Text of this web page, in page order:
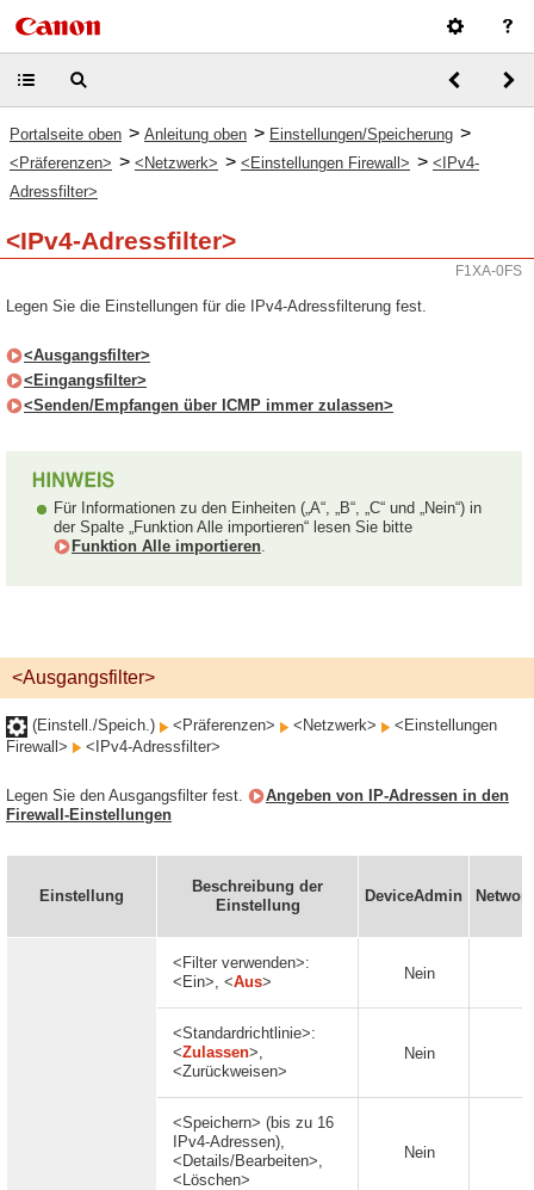
Portalseite oben > Anleitung oben > Einstellungen/Speicherung >
<Präferenzen> > <Netzwerk> > <Einstellungen Firewall> > <IPv4-
Adressfilter>
<IPv4-Adressfilter>
F1XA-0FS
Legen Sie die Einstellungen für die IPv4-Adressfilterung fest.
<Ausgangsfilter>
<Eingangsfilter>
<Senden/Empfangen über ICMP immer zulassen>
Für Informationen zu den Einheiten („A“, „B“, „C“ und „Nein“) in
der Spalte „Funktion Alle importieren“ lesen Sie bitte
Funktion Alle importieren.
<Ausgangsfilter>
(Einstell./Speich.) <Präferenzen> <Netzwerk>
<Einstellungen
Firewall>
<IPv4-Adressfilter>
Legen Sie den Ausgangsfilter fest.
Angeben von IP-Adressen in den
Firewall-Einstellungen
Einstellung
Beschreibung der
Einstellung
DeviceAdmin
<Filter verwenden>:
<Ein>, <Aus> Nein
<Standardrichtlinie>:
<Zulassen>,
<Zurückweisen>
Nein
<Speichern> (bis zu 16
IPv4-Adressen),
<Details/Bearbeiten>,
<Löschen>
Nein